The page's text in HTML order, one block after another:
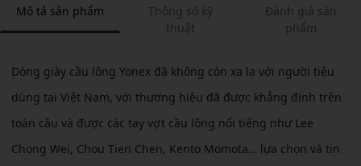
Mô tả sản phẩm
Thông số kỹ
thuật
Đánh giá sản
phẩm
Dòng giày cầu lông Yonex đã không còn xa lạ với người tiêu
dùng tại Việt Nam, với thương hiệu đã được khẳng định trên
toàn cầu và được các tay vợt cầu lông nổi tiếng như Lee
Chong Wei, Chou Tien Chen, Kento Momota… lựa chọn và tin